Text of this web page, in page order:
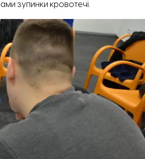
зупинки кровотечі.